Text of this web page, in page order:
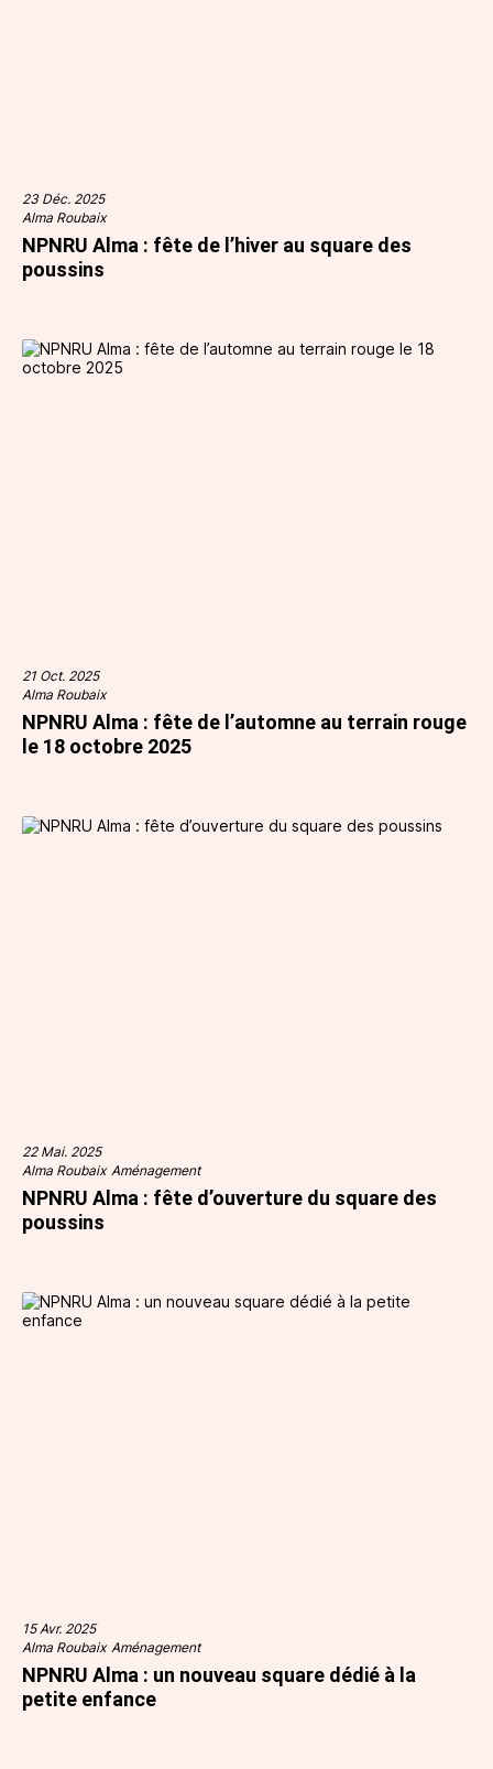
23 Déc. 2025
Alma Roubaix
NPNRU Alma : fête de l’hiver au square des
poussins
21 Oct. 2025
Alma Roubaix
NPNRU Alma : fête de l’automne au terrain rouge
le 18 octobre 2025
22 Mai. 2025
Alma Roubaix Aménagement
NPNRU Alma : fête d’ouverture du square des
poussins
15 Avr. 2025
Alma Roubaix Aménagement
NPNRU Alma : un nouveau square dédié à la
petite enfance